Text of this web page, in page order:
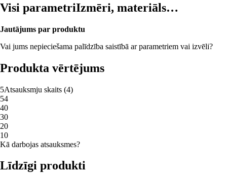
Visi parametriIzmēri, materiāls…
Jautājums par produktu
Vai jums nepieciešama palīdzība saistībā ar parametriem vai izvēli?
Produkta vērtējums
5Atsauksmju skaits (4)
54
40
30
20
10
Kā darbojas atsauksmes?
Līdzīgi produkti